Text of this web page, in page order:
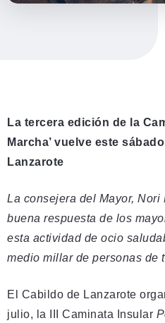
La tercera edición de la
Marcha’ vuelve este
Lanzarote
La consejera del Mayor, Nori
buena respuesta de los
esta actividad de ocio
medio millar de personas de
El Cabildo de Lanzarote
julio, la III Caminata Insular